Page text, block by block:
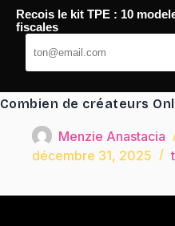
Passer
contenu
TaqTaq
Combien de créateurs
Menzie Anastacia
décembre 31, 2025
Recois le kit TPE : 10
fiscales